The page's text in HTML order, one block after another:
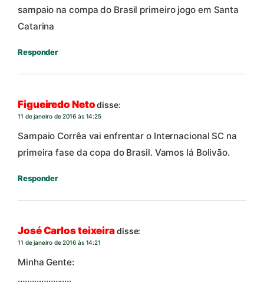
sampaio na compa do Brasil primeiro jogo em Santa
Catarina
Responder
Figueiredo Neto disse:
11 de janeiro de 2016 às 14:25
Sampaio Corrêa vai enfrentar o Internacional SC na
primeira fase da copa do Brasil. Vamos lá Bolivão.
Responder
José Carlos teixeiradisse:
11 de janeiro de 2016 às 14:21
Minha Gente:
…………………..